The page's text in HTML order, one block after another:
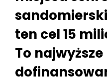
ten cel 15
To najwyższe